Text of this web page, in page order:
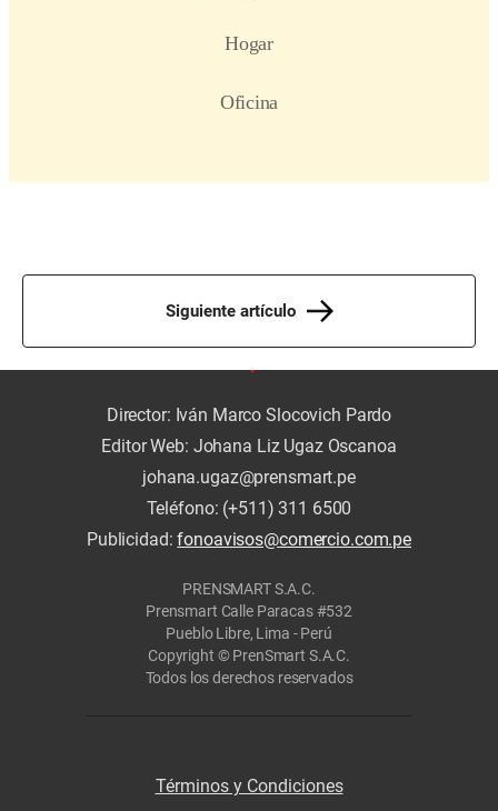
Siguiente artículo
Director: Iván Marco Slocovich Pardo
Editor Web: Johana Liz Ugaz Oscanoa
johana.ugaz@prensmart.pe
Teléfono: (+511) 311 6500
Publicidad:fonoavisos@comercio.com.pe
PRENSMART S.A.C.
Prensmart Calle Paracas #532
Pueblo Libre, Lima - Perú
Copyright © PrenSmart S.A.C.
Todos los derechos reservados
Términos y Condiciones